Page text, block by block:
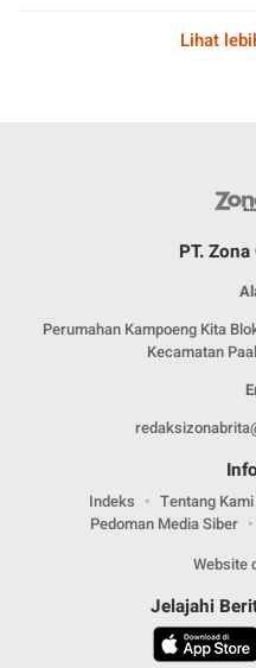
Lihat
PT.
Perumahan Kampoeng Kita
Kecamatan
Indeks Tentang Kami
Pedoman Media Siber
Website
Jelajahi